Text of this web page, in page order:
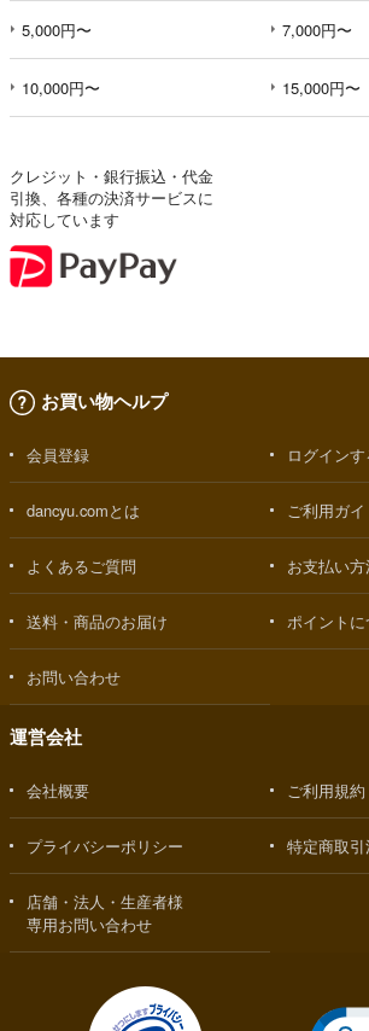
5,000円〜 7,000円〜
10,000円〜 15,000円〜
クレジット・銀行振込・代金
引換、各種の決済サービスに
対応しています
お買い物ヘルプ
会員登録 ログインす
dancyu.comとは ご利用ガイ
よくあるご質問 お支払い
送料・商品のお届け ポイント
お問い合わせ
運営会社
会社概要 ご利用規約
プライバシーポリシー 特定商取
店舗・法人・生産者様
専用お問い合わせ